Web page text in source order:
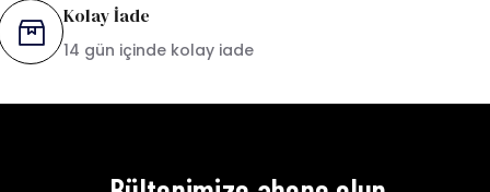
Kolay İade
14 gün içinde kolay iade